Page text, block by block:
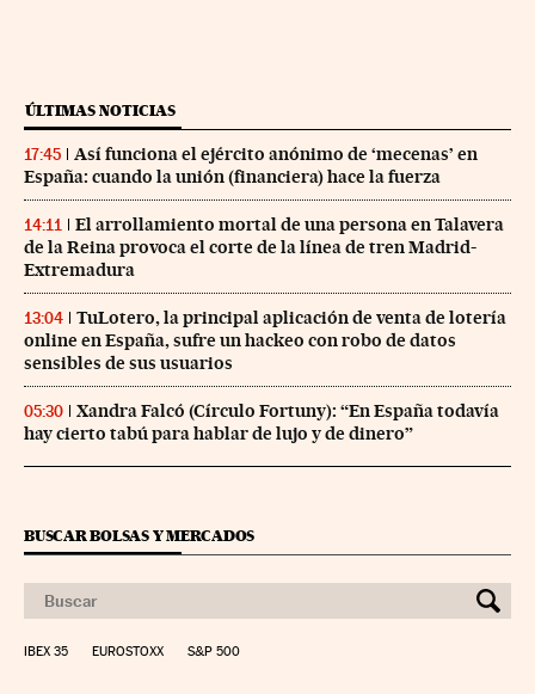
ÚLTIMAS NOTICIAS
17:45
Así funciona el ejército anónimo de ‘mecenas’ en
España: cuando la unión (financiera) hace la fuerza
14:11
El arrollamiento mortal de una persona en Talavera
de la Reina provoca el corte de la línea de tren Madrid-
Extremadura
13:04
TuLotero, la principal aplicación de venta de lotería
online en España, sufre un hackeo con robo de datos
sensibles de sus usuarios
05:30
Xandra Falcó (Círculo Fortuny): “En España todavía
hay cierto tabú para hablar de lujo y de dinero”
BUSCAR BOLSAS Y MERCADOS
IBEX 35 EUROSTOXX S&P 500